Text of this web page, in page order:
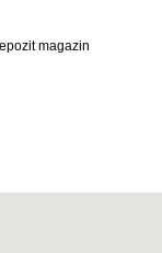
magazin